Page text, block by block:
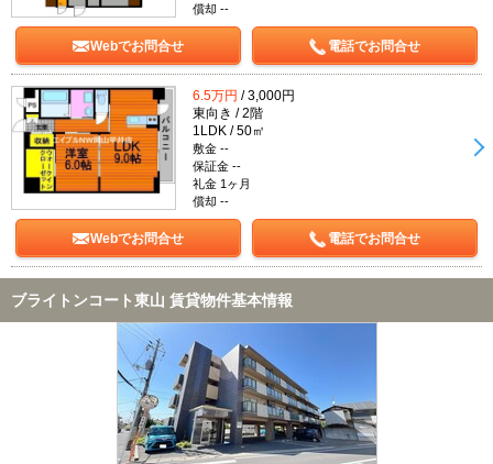
償却 --
Webでお問合せ 電話でお問合せ
6.5万円 / 3,000円
東向き / 2階
1LDK / 50㎡
敷金 --
保証金 --
礼金 1ヶ月
償却 --
Webでお問合せ 電話でお問合せ
ブライトンコート東山 賃貸物件基本情報